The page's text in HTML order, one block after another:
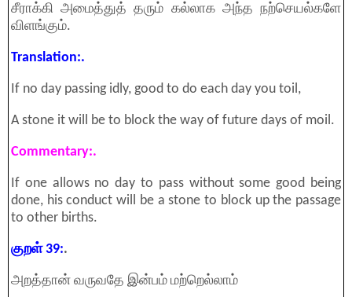
சீராக்கி அமைத்துத் தரும் கல்லாக அந்த நற்செயல்களே
விளங்கும்.
Translation:.
If no day passing idly, good to do each day you toil,
A stone it will be to block the way of future days of moil.
Commentary:.
If one allows no day to pass without some good being
done, his conduct will be a stone to block up the passage
to other births.
குறள் 39:.
அறத்தான் வருவதே இன்பம் மற்றெல்லாம்